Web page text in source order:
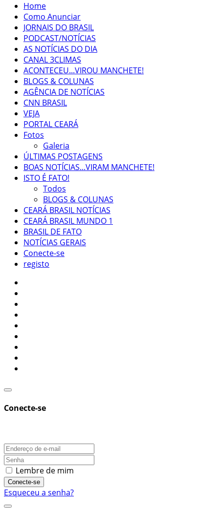
Home
Como Anunciar
JORNAIS DO BRASIL
PODCAST/NOTÍCIAS
AS NOTÍCIAS DO DIA
CANAL 3CLIMAS
ACONTECEU...VIROU MANCHETE!
BLOGS & COLUNAS
AGÊNCIA DE NOTÍCIAS
CNN BRASIL
VEJA
PORTAL CEARÁ
Fotos
Galeria
ÚLTIMAS POSTAGENS
BOAS NOTÍCIAS...VIRAM MANCHETE!
ISTO É FATO!
Todos
BLOGS & COLUNAS
CEARÁ BRASIL NOTÍCIAS
CEARÁ BRASIL MUNDO 1
BRASIL DE FATO
NOTÍCIAS GERAIS
Conecte-se
registo
Conecte-se
Lembre de mim
Conecte-se
Esqueceu a senha?